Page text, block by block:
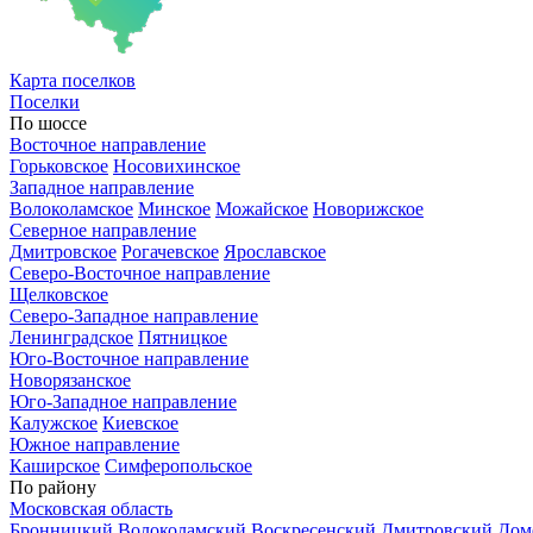
Карта поселков
Поселки
По шоссе
Восточное направление
Горьковское Носовихинское
Западное направление
Волоколамское Минское Можайское Новорижское
Северное направление
Дмитровское Рогачевское Ярославское
Северо-Восточное направление
Щелковское
Северо-Западное направление
Ленинградское Пятницкое
Юго-Восточное направление
Новорязанское
Юго-Западное направление
Калужское Киевское
Южное направление
Каширское Симферопольское
По району
Московская область